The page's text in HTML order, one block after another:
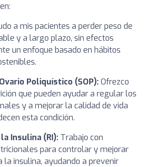
a mis pacientes a perder peso de
y a largo plazo, sin efectos
un enfoque basado en hábitos
Poliquístico (SOP):Ofrezco
que pueden ayudar a regular los
y a mejorar la calidad de vida
esta condición.
Insulina (RI): Trabajo con
para controlar y mejorar
la insulina, ayudando a prevenir